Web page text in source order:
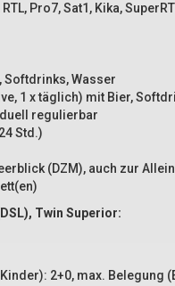
Pro7, Sat1, Kika,
Softdrinks, Wasser
1 x täglich) mit Bier,
regulierbar
Std.)
(DZM), auch zur
Twin Superior:
2+0, max. Belegung